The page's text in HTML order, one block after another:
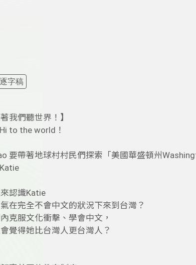
逐字稿
我們聽世界！】
to the world！
要帶著地球村村民們探索「美國華盛頓州
認識Katie
在完全不會中文的狀況下來到台灣？
克服文化衝擊、學會中文，
覺得她比台灣人更台灣人？